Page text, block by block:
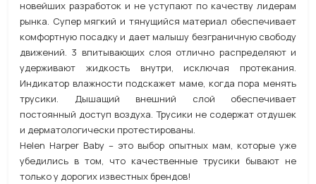
новейших разработок и не уступают по качеству лидерам
рынка. Супер мягкий и тянущийся материал обеспечивает
комфортную посадку и дает малышу безграничную свободу
движений. 3 впитывающих слоя отлично распределяют и
удерживают жидкость внутри, исключая протекания.
Индикатор влажности подскажет маме, когда пора менять
трусики. Дышащий внешний слой обеспечивает
постоянный доступ воздуха. Трусики не содержат отдушек
и дерматологически протестированы.
Helen Harper Baby – это выбор опытных мам, которые уже
убедились в том, что качественные трусики бывают не
только у дорогих известных брендов!